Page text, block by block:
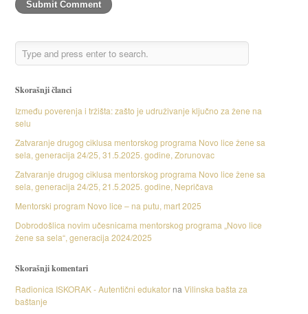
Skorašnji članci
Između poverenja i tržišta: zašto je udruživanje ključno za žene na
selu
Zatvaranje drugog ciklusa mentorskog programa Novo lice žene sa
sela, generacija 24/25, 31.5.2025. godine, Zorunovac
Zatvaranje drugog ciklusa mentorskog programa Novo lice žene sa
sela, generacija 24/25, 21.5.2025. godine, Nepričava
Mentorski program Novo lice – na putu, mart 2025
Dobrodošlica novim učesnicama mentorskog programa „Novo lice
žene sa sela“, generacija 2024/2025
Skorašnji komentari
Radionica ISKORAK - Autentični edukatorna Vilinska bašta za
baštanje